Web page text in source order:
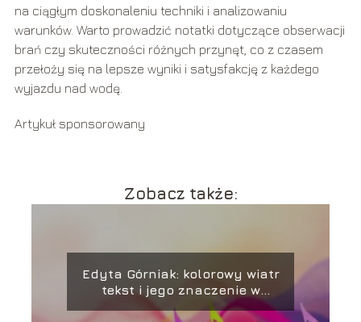
na ciągłym doskonaleniu techniki i analizowaniu
warunków. Warto prowadzić notatki dotyczące obserwacji
brań czy skuteczności różnych przynęt, co z czasem
przełoży się na lepsze wyniki i satysfakcję z każdego
wyjazdu nad wodę.
Artykuł sponsorowany
Zobacz także:
Edyta Górniak: kolorowy wiatr
tekst i jego znaczenie w
muzyce